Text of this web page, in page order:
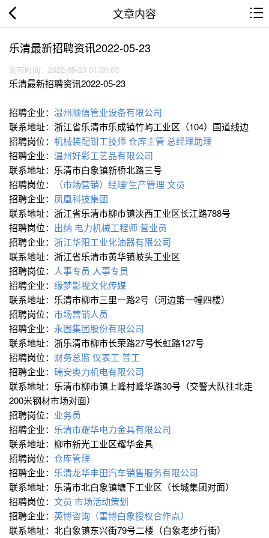
文章内容
乐清最新招聘资讯2022-05-23
发布时间：2022-05-23 01:30:03
乐清最新招聘资讯2022-05-23
招聘企业： 温州顺信管业设备有限公司
联系地址：浙江省乐清市乐成镇竹屿工业区（104）国道线边
招聘岗位： 机械装配钳工技师仓库主管 总经理助理
招聘企业： 温州好彩工艺品有限公司
联系地址：乐清市白象镇新桥北路三号
招聘岗位：
（市场∕营销）经理∕ 生产管理 文员
招聘企业： 凤凰科技集团
联系地址：浙江省乐清市柳市镇浃西工业区长江路788号
招聘岗位： 出纳 电力机械工程师 营业员
招聘企业： 浙江华阳工业化油器有限公司
联系地址：浙江省乐清市黄华镇岐头工业区
招聘岗位： 人事专员 人事专员
招聘企业： 缘梦影视文化传媒
联系地址：乐清市柳市三里一路2号（河边第一幢四楼）
招聘岗位： 市场营销人员
招聘企业： 永固集团股份有限公司
联系地址：浙乐清市柳市长荣路27号∕长虹路127号
招聘岗位： 财务总监仪表工 普工
招聘企业： 瑞安奥力机电有限公司
联系地址：乐清市柳市镇上峰村峰华路30号（交警大队往北走
200米钢材市场对面）
招聘岗位： 业务员
招聘企业： 乐清市耀华电力金具有限公司
联系地址：柳市新光工业区耀华金具
招聘岗位： 仓库管理
招聘企业： 乐清龙华丰田汽车销售服务有限公司
联系地址：乐清市北白象镇塘下工业区（长城集团对面）
招聘岗位： 文员 市场活动策划
招聘企业： 英博咨询（雷博白象授权合作点）
联系地址：北白象镇东兴街79号二楼（白象老步行街）